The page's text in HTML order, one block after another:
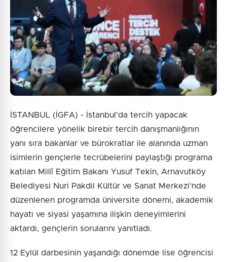
İSTANBUL (İGFA) - İstanbul'da tercih yapacak
öğrencilere yönelik birebir tercih danışmanlığının
yanı sıra bakanlar ve bürokratlar ile alanında uzman
isimlerin gençlerle tecrübelerini paylaştığı programa
katılan Millî Eğitim Bakanı Yusuf Tekin, Arnavutköy
Belediyesi Nuri Pakdil Kültür ve Sanat Merkezi'nde
düzenlenen programda üniversite dönemi, akademik
hayatı ve siyasi yaşamına ilişkin deneyimlerini
aktardı, gençlerin sorularını yanıtladı.
12 Eylül darbesinin yaşandığı dönemde lise öğrencisi